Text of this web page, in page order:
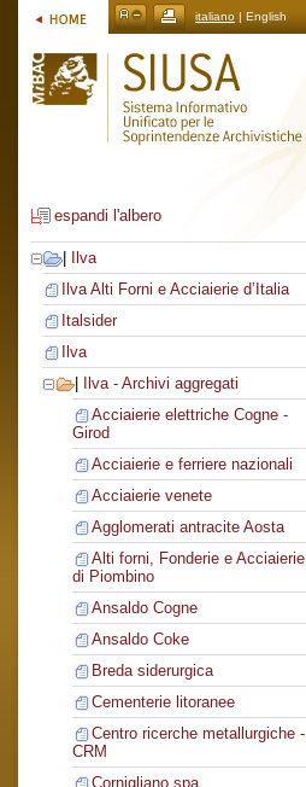
italiano | English
espandi l'albero
Ilva
Ilva Alti Forni e Acciaierie d’Italia
Italsider
Ilva
Ilva - Archivi aggregati
Acciaierie elettriche Cogne -
Girod
Acciaierie e ferriere nazionali
Acciaierie venete
Agglomerati antracite Aosta
Alti forni, Fonderie e Acciaierie
di Piombino
Ansaldo Cogne
Ansaldo Coke
Breda siderurgica
Cementerie litoranee
Centro ricerche metallurgiche -
CRM
Cornigliano spa